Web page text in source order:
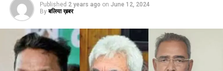
Published 2 years ago on June 12, 2024
By बलिया ख़बर